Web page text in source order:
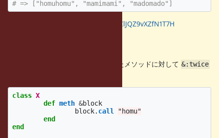
# => ["homuhomu", "mamimami", "madomado"]
https://wandbox.org/permlink/EClJQZ9vXZfN1T7H
しかし、次のように Ruby で定義したメソッドに対して &:twice
class X
def meth &block
block. call
"homu"
end
end